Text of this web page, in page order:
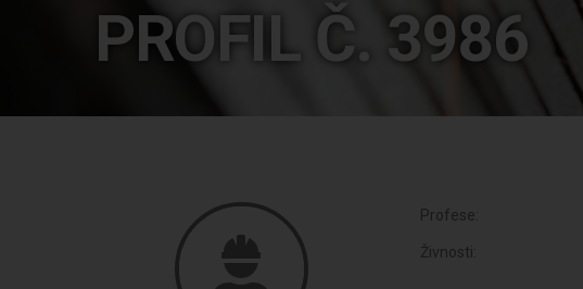
PROFIL Č. 3986
Profese:
Živnosti: